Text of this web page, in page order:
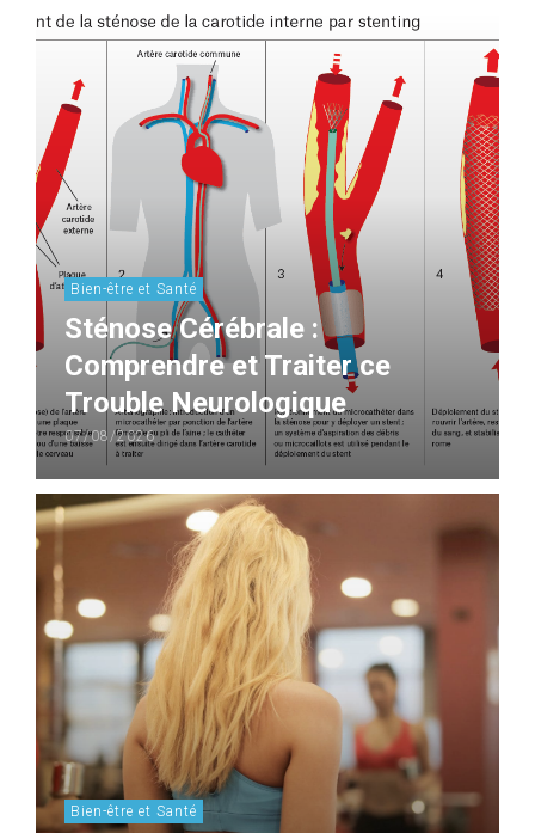
Bien-être et Santé
Sténose Cérébrale :
Comprendre et Traiter ce
Trouble Neurologique
07/08/2026
Bien-être et Santé